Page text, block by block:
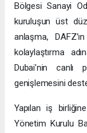
Bölgesi Sanayi
kuruluşun üst
anlaşma,
kolaylaştırma
Dubai’nin canlı
genişlemesini
Yapılan iş
Yönetim Kurulu